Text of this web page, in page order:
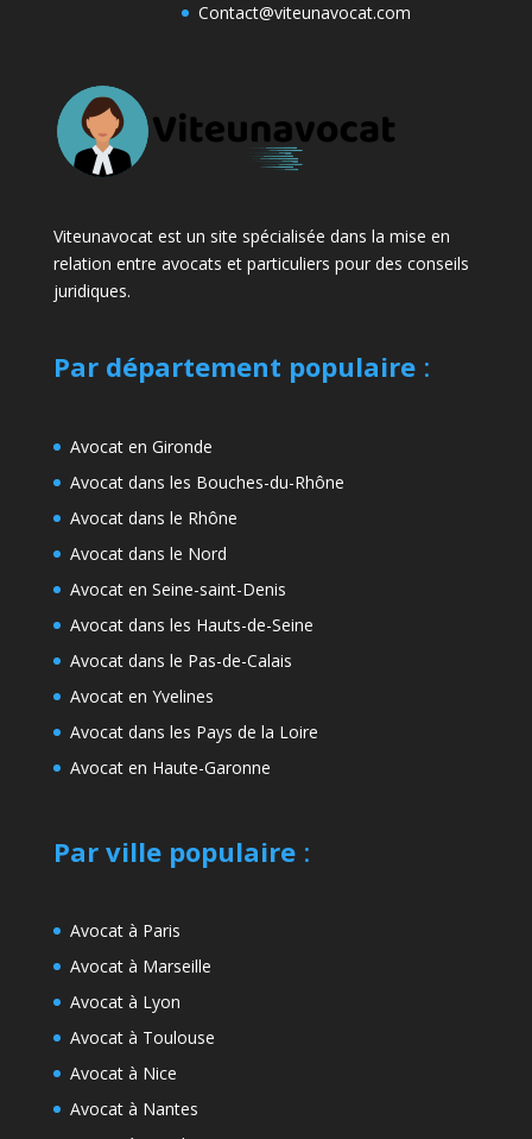
Contact@viteunavocat.com
Viteunavocat est un site spécialisée dans la mise en
relation entre avocats et particuliers pour des conseils
juridiques.
Par département populaire:
Avocat en Gironde
Avocat dans les Bouches-du-Rhône
Avocat dans le Rhône
Avocat dans le Nord
Avocat en Seine-saint-Denis
Avocat dans les Hauts-de-Seine
Avocat dans le Pas-de-Calais
Avocat en Yvelines
Avocat dans les Pays de la Loire
Avocat en Haute-Garonne
Par ville populaire:
Avocat à Paris
Avocat à Marseille
Avocat à Lyon
Avocat à Toulouse
Avocat à Nice
Avocat à Nantes